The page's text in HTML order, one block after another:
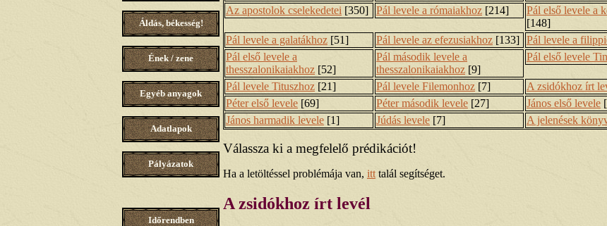
Áldás, békesség!
Ének / zene
Egyéb anyagok
Adatlapok
Pályázatok
Időrendben
Az apostolok cselekedetei [350] Pál levele a rómaiakhoz [214]
Pál első levele a
[148]
Pál levele a galatákhoz [51] Pál levele az efezusiakhoz [133] Pál levele a
Pál első levele a
thesszalonikaiakhoz [52]
Pál második levele a
thesszalonikaiakhoz [9]
Pál első levele
Pál levele Tituszhoz [21] Pál levele Filemonhoz [7] A zsidókhoz írt
Péter első levele [69] Péter második levele [27] János első levele
János harmadik levele [1] Júdás levele [7] A jelenések
Válassza ki a megfelelő prédikációt!
Ha a letöltéssel problémája van, itt talál segítséget.
A zsidókhoz írt levél